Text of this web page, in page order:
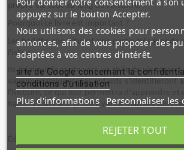
propre vie tout au long de l'histoire.
Les hadiths constituent une partie très grande
l'islam.
Ils éclairent la route vers un style de vie correct
valeurs islamiques. Les enfants s'identifieront
hadiths dans leur propre vie de manière plus
appuyez sur le bouton Accepter.
Nous utilisons des cookies pour
annonces, afin de vous proposer des
adaptées à vos centres d'intérêt.
site de Google concernant la
conditions d'utilisation
Plus d'informations Personnaliser les
REJETER TOUT